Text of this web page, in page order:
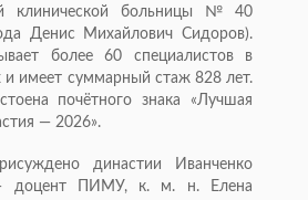
клинической больницы № 40
Денис Михайлович Сидоров).
более 60 специалистов в
и имеет суммарный стаж 828 лет.
почётного знака «Лучшая
— 2026».
династии Иванченко
— доцент ПИМУ, к. м. н. Елена